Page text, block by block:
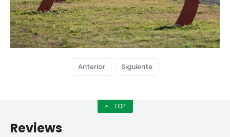
Anterior Siguiente
TOP
Reviews